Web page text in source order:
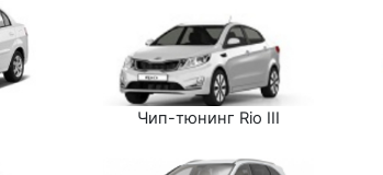
Чип-тюнинг Rio III